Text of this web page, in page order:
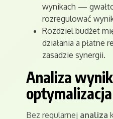
wynikach —
rozregulować
Rozdziel budżet
działania a płatne
zasadzie synergii.
Analiza
optymalizacja
Bez regularnej analiza